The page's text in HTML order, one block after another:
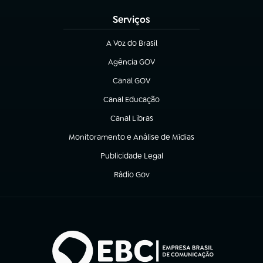
Serviços
A Voz do Brasil
(abre em nova aba)
Agência GOV
(abre em nova aba)
Canal GOV
(abre em nova aba)
Canal Educação
(abre em nova aba)
Canal Libras
(abre em nova aba)
Monitoramento e Análise de Mídias
(abre em nova aba)
Publicidade Legal
(abre em nova aba)
Rádio Gov
(abre em nova aba)